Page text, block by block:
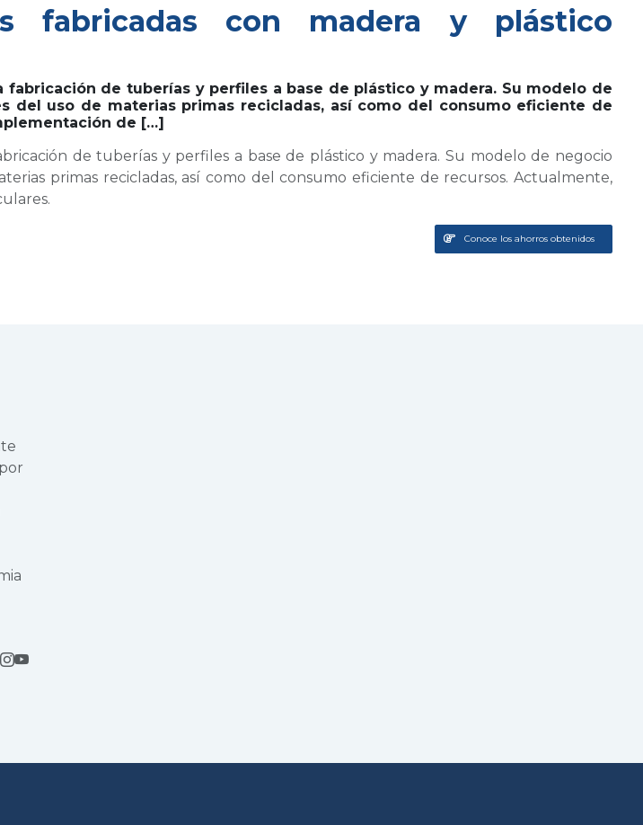
fabricadas con madera y plástico
fabricación de tuberías y perfiles a base de plástico y madera. Su modelo de
uso de materias primas recicladas, así como del consumo eficiente de
de […]
de tuberías y perfiles a base de plástico y madera. Su modelo de negocio
primas recicladas, así como del consumo eficiente de recursos. Actualmente,
Conoce los ahorros obtenidos